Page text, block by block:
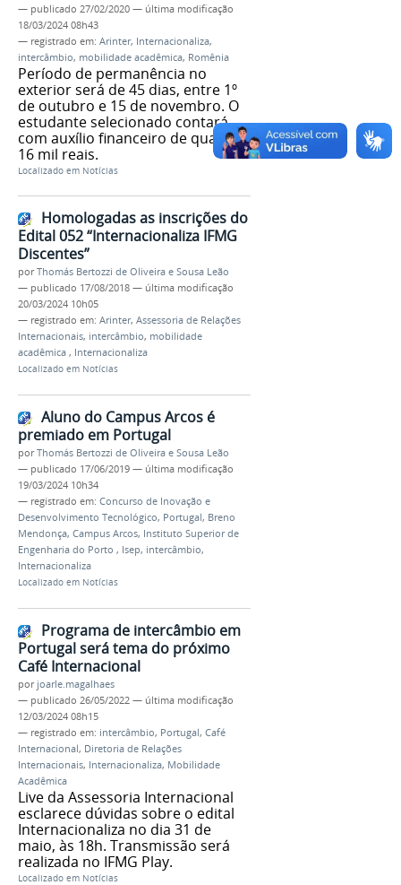
— publicado 27/02/2020 — última modificação
18/03/2024 08h43
— registrado em: Arinter, Internacionaliza,
intercâmbio, mobilidade acadêmica, Romênia
Período de permanência no
exterior será de 45 dias, entre 1º
de outubro e 15 de novembro. O
estudante selecionado contará
com auxílio financeiro de quase
16 mil reais.
Localizado em Notícias
Homologadas as inscrições do
Edital 052 “Internacionaliza IFMG
Discentes”
porThomás Bertozzi de Oliveira e Sousa Leão
— publicado 17/08/2018 — última modificação
20/03/2024 10h05
— registrado em: Arinter, Assessoria de Relações
Internacionais, intercâmbio, mobilidade
acadêmica , Internacionaliza
Localizado em Notícias
Aluno do Campus Arcos é
premiado em Portugal
porThomás Bertozzi de Oliveira e Sousa Leão
— publicado 17/06/2019 — última modificação
19/03/2024 10h34
— registrado em: Concurso de Inovação e
Desenvolvimento Tecnológico, Portugal, Breno
Mendonça, Campus Arcos, Instituto Superior de
Engenharia do Porto , Isep, intercâmbio,
Internacionaliza
Localizado em Notícias
Programa de intercâmbio em
Portugal será tema do próximo
Café Internacional
por joarle.magalhaes
— publicado 26/05/2022 — última modificação
12/03/2024 08h15
— registrado em: intercâmbio, Portugal, Café
Internacional, Diretoria de Relações
Internacionais, Internacionaliza, Mobilidade
Acadêmica
Live da Assessoria Internacional
esclarece dúvidas sobre o edital
Internacionaliza no dia 31 de
maio, às 18h. Transmissão será
realizada no IFMG Play.
Localizado em Notícias